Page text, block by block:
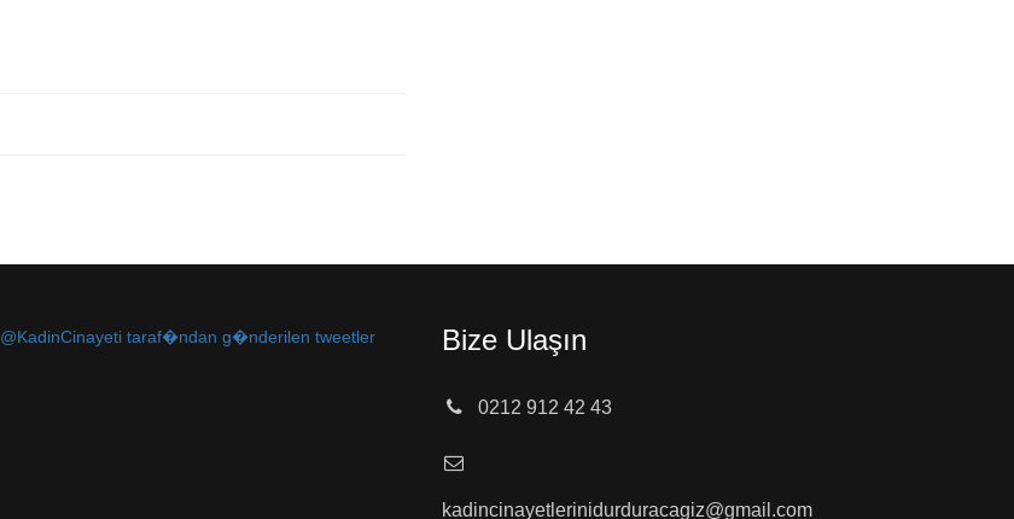
@KadinCinayeti taraf�ndan g�nderilen tweetler Bize Ulaşın
0212 912 42 43
kadincinayetlerinidurduracagiz@gmail.com